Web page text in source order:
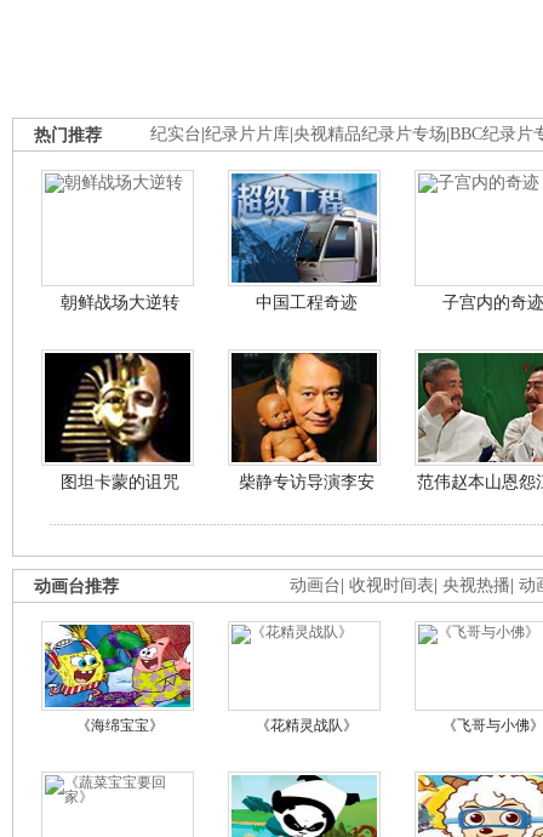
纪实台 纪录片片库 央视精品纪录片专场 BBC纪录片
热门推荐
朝鲜战场大逆转 中国工程奇迹 子宫内的奇迹
图坦卡蒙的诅咒 柴静专访导演李安 范伟赵本山恩怨
动画台 收视时间表 央视热播 动
动画台推荐
《海绵宝宝》 《花精灵战队》 《飞哥与小佛》